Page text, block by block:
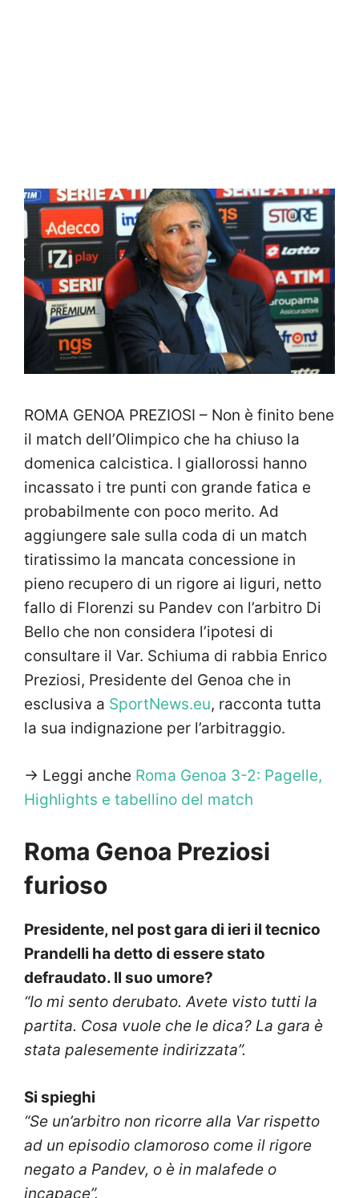
ROMA GENOA PREZIOSI – Non è finito bene
il match dell’Olimpico che ha chiuso la
domenica calcistica. I giallorossi hanno
incassato i tre punti con grande fatica e
probabilmente con poco merito. Ad
aggiungere sale sulla coda di un match
tiratissimo la mancata concessione in
pieno recupero di un rigore ai liguri, netto
fallo di Florenzi su Pandev con l’arbitro Di
Bello che non considera l’ipotesi di
consultare il Var. Schiuma di rabbia Enrico
Preziosi, Presidente del Genoa che in
esclusiva a SportNews.eu, racconta tutta
la sua indignazione per l’arbitraggio.
-> Leggi anche Roma Genoa 3-2: Pagelle,
Highlights e tabellino del match
Roma Genoa Preziosi
furioso
Presidente, nel post gara di ieri il tecnico
Prandelli ha detto di essere stato
defraudato. Il suo umore?
“Io mi sento derubato. Avete visto tutti la
partita. Cosa vuole che le dica? La gara è
stata palesemente indirizzata”.
Si spieghi
“Se un’arbitro non ricorre alla Var rispetto
ad un episodio clamoroso come il rigore
negato a Pandev, o è in malafede o
incapace”.